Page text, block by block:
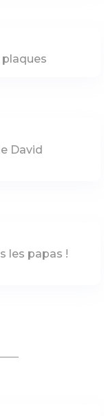
plaques
David
les papas !